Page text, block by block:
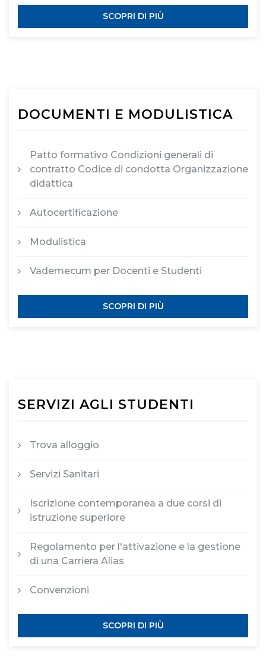
SCOPRI DI PIÙ
DOCUMENTI E MODULISTICA
Patto formativo Condizioni generali di
contratto Codice di condotta Organizzazione
didattica
Autocertificazione
Modulistica
Vademecum per Docenti e Studenti
SCOPRI DI PIÙ
SERVIZI AGLI STUDENTI
Trova alloggio
Servizi Sanitari
Iscrizione contemporanea a due corsi di
istruzione superiore
Regolamento per l'attivazione e la gestione
di una Carriera Alias
Convenzioni
SCOPRI DI PIÙ